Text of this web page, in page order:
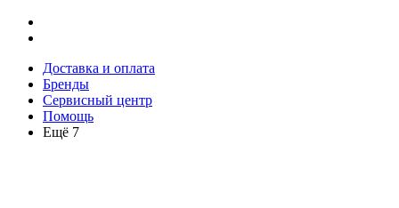
Доставка и оплата
Бренды
Сервисный центр
Помощь
Ещё 7